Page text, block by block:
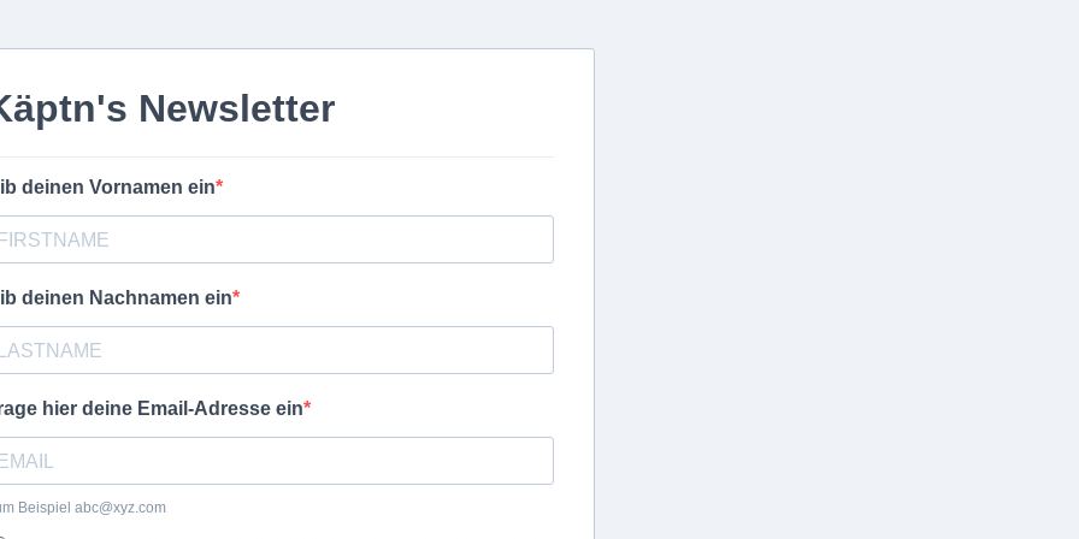
Newsletter
deinen Vornamen ein
deinen Nachnamen ein
hier deine Email-Adresse ein
Beispiel abc@xyz.com